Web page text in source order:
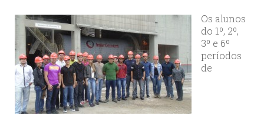
Os alunos
do 1º, 2º,
3º e 6º
períodos
de